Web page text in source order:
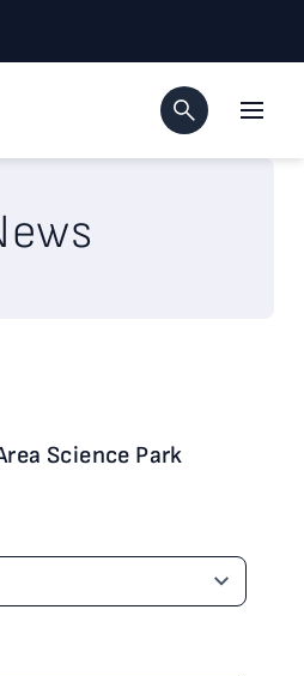
Science Park